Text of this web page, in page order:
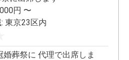
い致します＾＾
円 〜
東京23区内
葬祭に 代理で出席しま